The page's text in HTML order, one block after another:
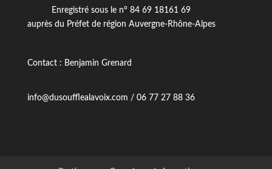
Enregistré sous le n° 84 69 18161 69
auprès du Préfet de région Auvergne-Rhône-Alpes
Contact : Benjamin Grenard
info@dusoufflealavoix.com / 06 77 27 88 36